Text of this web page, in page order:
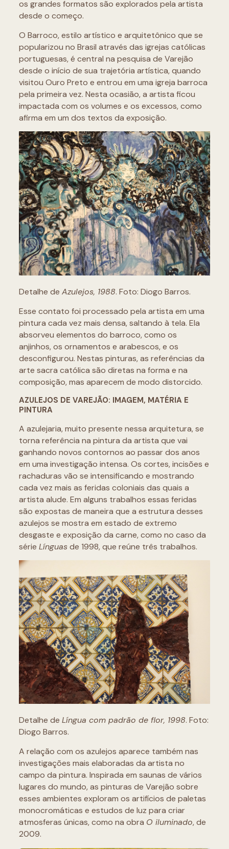
os grandes formatos são explorados pela artista
desde o começo.
O Barroco, estilo artístico e arquitetônico que se
popularizou no Brasil através das igrejas católicas
portuguesas, é central na pesquisa de Varejão
desde o início de sua trajetória artística, quando
visitou Ouro Preto e entrou em uma igreja barroca
pela primeira vez. Nesta ocasião, a artista ficou
impactada com os volumes e os excessos, como
afirma em um dos textos da exposição.
Detalhe de Azulejos, 1988. Foto: Diogo Barros.
Esse contato foi processado pela artista em uma
pintura cada vez mais densa, saltando à tela. Ela
absorveu elementos do barroco, como os
anjinhos, os ornamentos e arabescos, e os
desconfigurou. Nestas pinturas, as referências da
arte sacra católica são diretas na forma e na
composição, mas aparecem de modo distorcido.
AZULEJOS DE VAREJÃO: IMAGEM, MATÉRIA E
PINTURA
A azulejaria, muito presente nessa arquitetura, se
torna referência na pintura da artista que vai
ganhando novos contornos ao passar dos anos
em uma investigação intensa. Os cortes, incisões e
rachaduras vão se intensificando e mostrando
cada vez mais as feridas coloniais das quais a
artista alude. Em alguns trabalhos essas feridas
são expostas de maneira que a estrutura desses
azulejos se mostra em estado de extremo
desgaste e exposição da carne, como no caso da
série Línguasde 1998, que reúne três trabalhos.
Detalhe de Língua com padrão de flor, 1998. Foto:
Diogo Barros.
A relação com os azulejos aparece também nas
investigações mais elaboradas da artista no
campo da pintura. Inspirada em saunas de vários
lugares do mundo, as pinturas de Varejão sobre
esses ambientes exploram os artifícios de paletas
monocromáticas e estudos de luz para criar
atmosferas únicas, como na obra O iluminado, de
2009.